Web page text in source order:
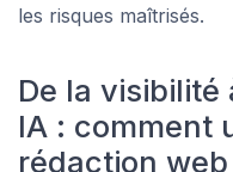
les risques maîtrisés.
De la visibilité
IA : comment
rédaction